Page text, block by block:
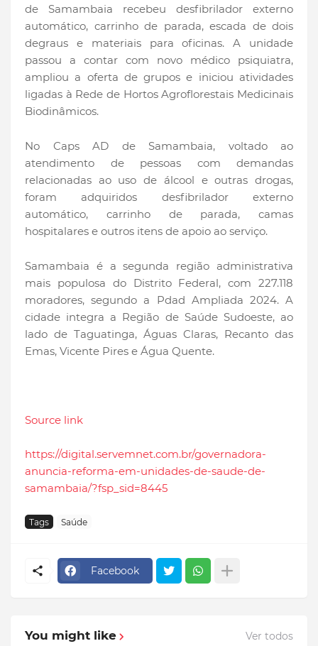
de Samambaia recebeu desfibrilador externo
automático, carrinho de parada, escada de dois
degraus e materiais para oficinas. A unidade
passou a contar com novo médico psiquiatra,
ampliou a oferta de grupos e iniciou atividades
ligadas à Rede de Hortos Agroflorestais Medicinais
Biodinâmicos.
No Caps AD de Samambaia, voltado ao
atendimento de pessoas com demandas
relacionadas ao uso de álcool e outras drogas,
foram adquiridos desfibrilador externo
automático, carrinho de parada, camas
hospitalares e outros itens de apoio ao serviço.
Samambaia é a segunda região administrativa
mais populosa do Distrito Federal, com 227.118
moradores, segundo a Pdad Ampliada 2024. A
cidade integra a Região de Saúde Sudoeste, ao
lado de Taguatinga, Águas Claras, Recanto das
Emas, Vicente Pires e Água Quente.
Source link
https://digital.servemnet.com.br/governadora-
anuncia-reforma-em-unidades-de-saude-de-
samambaia/?fsp_sid=8445
Tags Saúde
Facebook
You might like Ver todos